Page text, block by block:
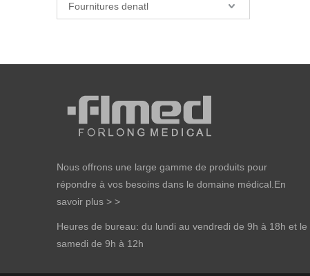
Fournitures denatl
Nous offrons une large gamme de produits pour
répondre à vos besoins dans le domaine médical. En
savoir plus > >
Heures de bureau: du lundi au vendredi de 9h à 18h et le
samedi de 9h à 12h